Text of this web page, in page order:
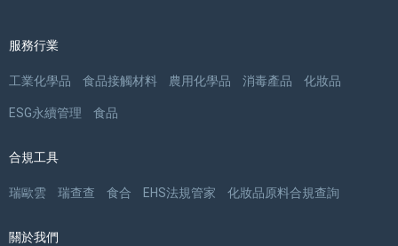
服務行業
工業化學品 食品接觸材料 農用化學品 消毒產品 化妝品
ESG永續管理 食品
合規工具
瑞歐雲 瑞查查 食合 EHS法規管家 化妝品原料合規查詢
關於我們